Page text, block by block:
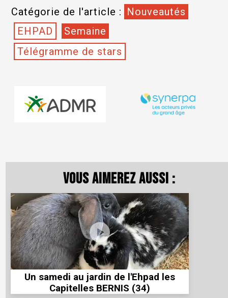
Catégorie de l'article : Nouveautés
EHPAD
Semaine
Télégramme de stars
Vous aimerez aussi :
Un samedi au jardin de l'Ehpad les
Capitelles BERNIS (34)